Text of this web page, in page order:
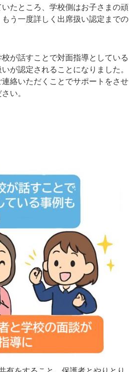
たところ、学校側はお子さまの頑
う一度詳しく出席扱い認定までの
が話すことで対面指導としている
が認定されることになりました。
絡いただくことでサポートをさせ
い。